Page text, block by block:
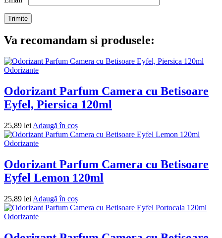
Va recomandam si produsele:
Odorizante
Odorizant Parfum Camera cu Betisoare
Eyfel, Piersica 120ml
25,89 lei Adaugă în coș
Odorizante
Odorizant Parfum Camera cu Betisoare
Eyfel Lemon 120ml
25,89 lei Adaugă în coș
Odorizante